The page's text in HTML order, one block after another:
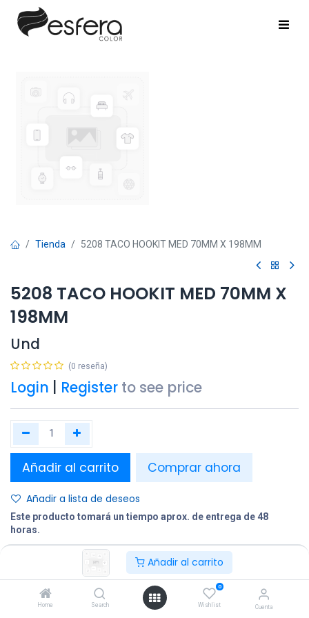
Añadir al carrito
Home Search
0
Wishlist Cuenta
Tienda 5208 TACO HOOKIT MED 70MM X 198MM
5208 TACO HOOKIT MED 70MM X
198MM
Und
(0 reseña)
Login Register to see price
Añadir al carrito Comprar ahora
Añadir a lista de deseos
Este producto tomará un tiempo aprox. de entrega de 48
horas.
Terminos y condiciones: